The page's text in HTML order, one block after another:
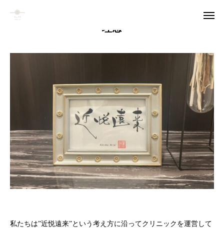
理念
私たちは”近悦遠来”という考え方に沿ってクリニックを運営して
アクセス
当院について
診察一覧